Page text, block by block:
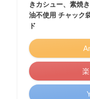
きカシュー、素焼
油不使用 チャック
ド